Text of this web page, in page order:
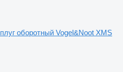
плуг оборотный Vogel&Noot XMS